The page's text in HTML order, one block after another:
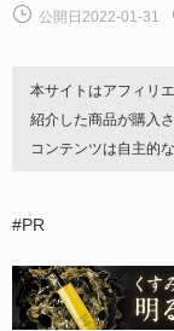
公開日2022-01-31
本サイトはアフィリ
紹介した商品が購入
コンテンツは自主的
#PR